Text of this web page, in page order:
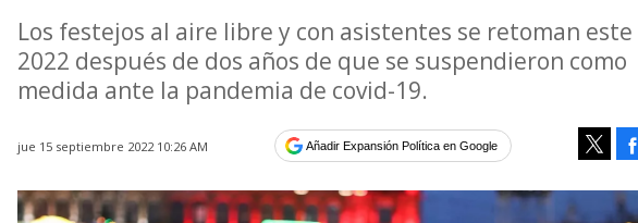
Los festejos al aire libre y con asistentes se retoman este
2022 después de dos años de que se suspendieron como
medida ante la pandemia de covid-19.
jue 15 septiembre 2022 10:26 AM Añadir Expansión Política en Google